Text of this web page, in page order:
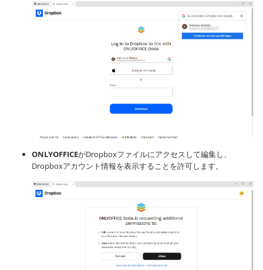
ONLYOFFICEがDropboxファイルにアクセスして編集し、
Dropboxアカウント情報を表示することを許可します。